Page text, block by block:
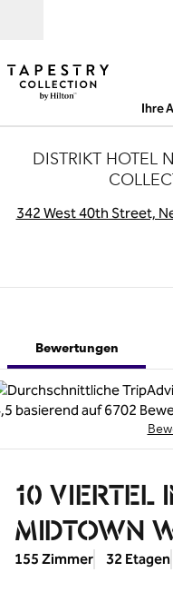
Ihre
DISTRIKT HOTEL
342 West 40th Street,
Bewertungen
10 VIERTEL
MIDTOWN
155 Zimmer 32 Etagen